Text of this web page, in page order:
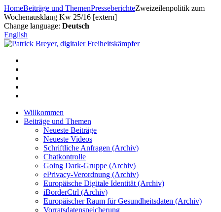
Zum
Inhalt
springen
HomeBeiträge und ThemenPresseberichteZweizeilenpolitik zum
Wochenausklang Kw 25/16 [extern]
Change language: Deutsch
English
Willkommen
Beiträge und Themen
Neueste Beiträge
Neueste Videos
Schriftliche Anfragen (Archiv)
Chatkontrolle
Going Dark-Gruppe (Archiv)
ePrivacy-Verordnung (Archiv)
Europäische Digitale Identität (Archiv)
iBorderCtrl (Archiv)
Europäischer Raum für Gesundheitsdaten (Archiv)
Vorratsdatenspeicherung